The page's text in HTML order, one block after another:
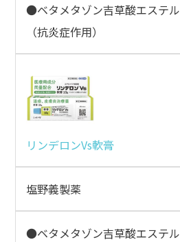
●ベタメタゾン吉草酸エステル
（抗炎症作用）
リンデロンVs軟膏
塩野義製薬
●ベタメタゾン吉草酸エステル